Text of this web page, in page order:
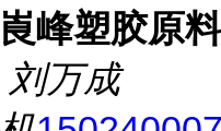
峰塑胶原
刘万成